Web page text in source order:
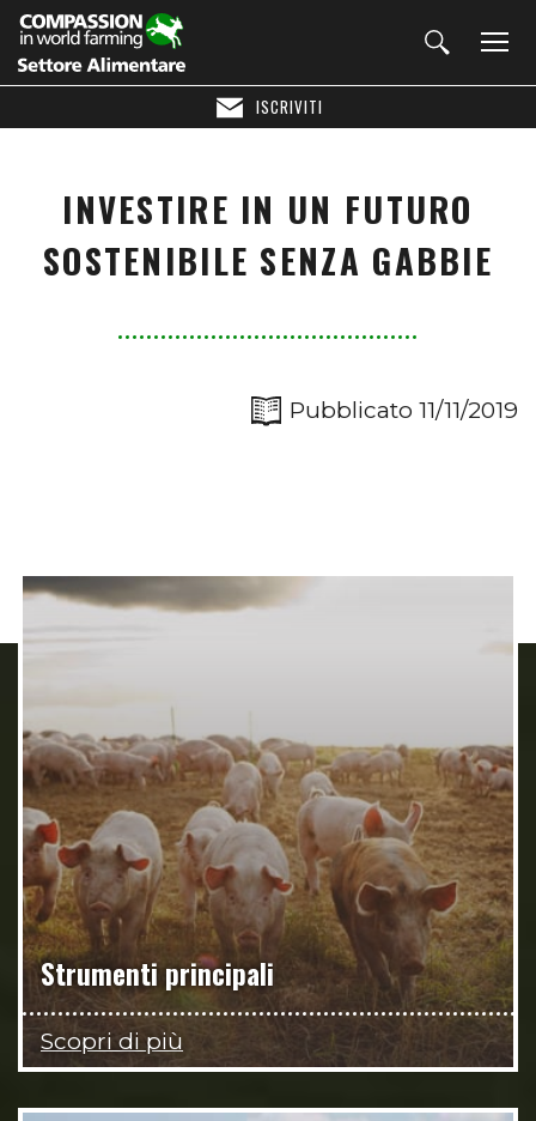
ISCRIVITI
INVESTIRE IN UN FUTURO
SOSTENIBILE SENZA GABBIE
Pubblicato 11/11/2019
Strumenti principali
Scopri di più